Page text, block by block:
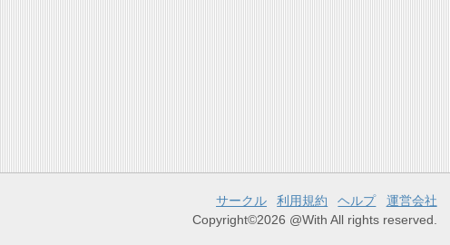
サークル 利用規約 ヘルプ
運営会社
Copyright©2026 @With All rights reserved.